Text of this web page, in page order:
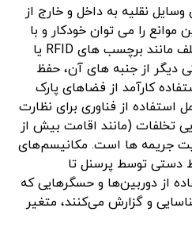
نقلیه به داخل و خارج از
موانع را می توان خودکار و با
سیستم های شناسایی مختلف مانند برچسب های RFID یا
دیگر از جنبه های آن، حفظ
کارآمد از فضاهای پارک
از فناوری برای نظارت
تخلفات (مانند اقامت بیش از
جریمه ها است. مکانیسم‌های
دستی توسط پرسنل تا
از دوربین‌ها و حسگرهایی که
و گزارش می‌کنند، متغیر